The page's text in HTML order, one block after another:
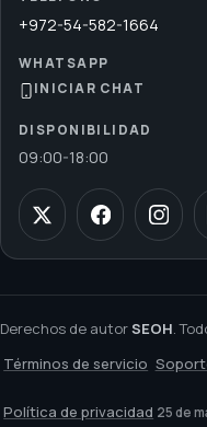
+972-54-582-1664
WHATSAPP
INICIAR CHAT
DISPONIBILIDAD
09:00-18:00
Derechos de autorSEOH.
Términos de servicio
Política de privacidad 25 de